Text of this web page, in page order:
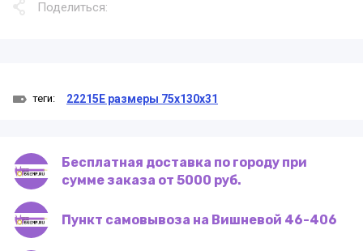
Поделиться:
теги: 22215E размеры 75x130x31
Бесплатная доставка по городу при
сумме заказа от 5000 руб.
Пункт самовывоза на Вишневой 46-406